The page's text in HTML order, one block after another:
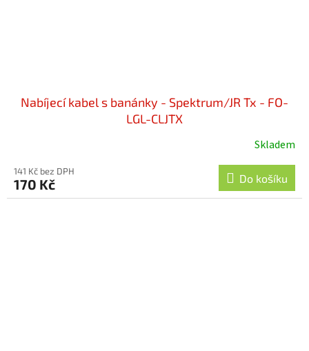
Nabíjecí kabel s banánky - Spektrum/JR Tx - FO-
LGL-CLJTX
Skladem
141 Kč bez DPH
170 Kč Do košíku